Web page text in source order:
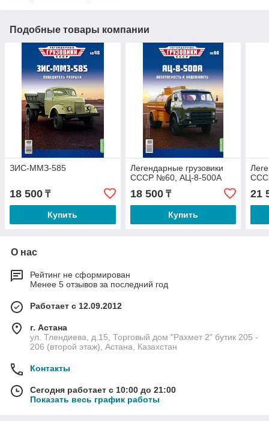
Подобные товары компании
ЗИС-ММЗ-585
18 500 ₸
Купить
Легендарные грузовики
СССР №60, АЦ-8-500А
18 500₸
Купить
21
О нас
Рейтинг не сформирован
Менее 5 отзывов за последний год
Работает с 12.09.2012
г. Астана
ул. Тлендиева, д.15, Торговый дом "Рахмет 2" бутик 205 -
206 (второй этаж), Астана, Казахстан
Контакты
Сегодня работает с 10:00 до 21:00
Показать весь график работы